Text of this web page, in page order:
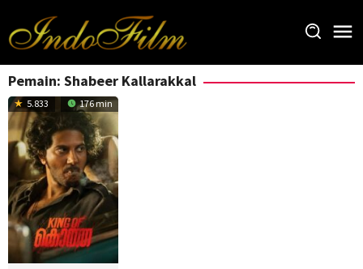
konten
Pemain: Shabeer Kallarakkal
5.833 176 min